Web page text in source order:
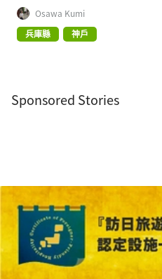
Osawa Kumi
兵庫縣
神戶
Sponsored Stories